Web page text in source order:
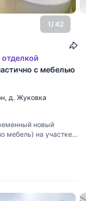
1/ 42
с мебелью
, д. Жуковка
новый
мебель) на участке
5 спален с
по авторскому
нестандартные,